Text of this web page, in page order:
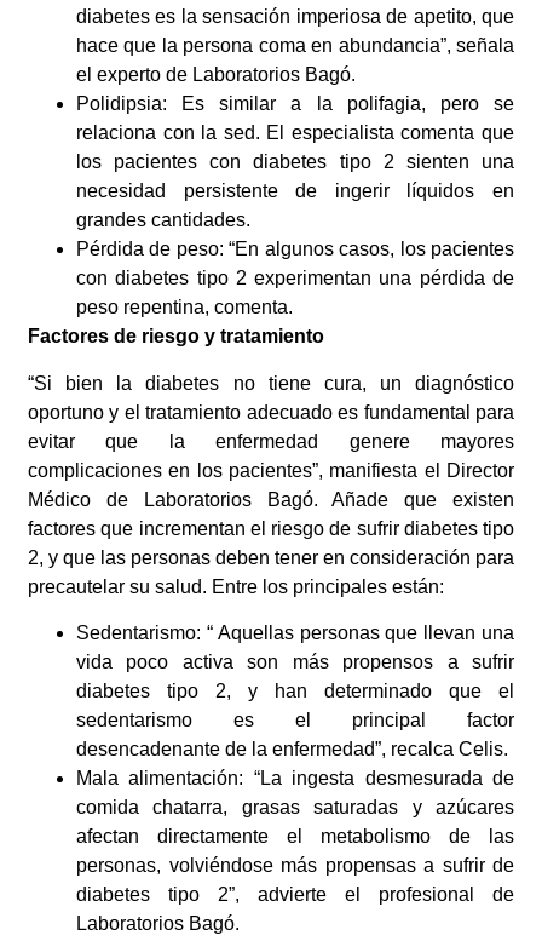
diabetes es la sensación imperiosa de apetito, que
hace que la persona coma en abundancia”, señala
el experto de Laboratorios Bagó.
Polidipsia: Es similar a la polifagia, pero se
relaciona con la sed. El especialista comenta que
los pacientes con diabetes tipo 2 sienten una
necesidad persistente de ingerir líquidos en
grandes cantidades.
Pérdida de peso: “En algunos casos, los pacientes
con diabetes tipo 2 experimentan una pérdida de
peso repentina, comenta.
Factores de riesgo y tratamiento
“Si bien la diabetes no tiene cura, un diagnóstico
oportuno y el tratamiento adecuado es fundamental para
evitar que la enfermedad genere mayores
complicaciones en los pacientes”, manifiesta el Director
Médico de Laboratorios Bagó. Añade que existen
factores que incrementan el riesgo de sufrir diabetes tipo
2, y que las personas deben tener en consideración para
precautelar su salud. Entre los principales están:
Sedentarismo: “ Aquellas personas que llevan una
vida poco activa son más propensos a sufrir
diabetes tipo 2, y han determinado que el
sedentarismo es el principal factor
desencadenante de la enfermedad”, recalca Celis.
Mala alimentación: “La ingesta desmesurada de
comida chatarra, grasas saturadas y azúcares
afectan directamente el metabolismo de las
personas, volviéndose más propensas a sufrir de
diabetes tipo 2”, advierte el profesional de
Laboratorios Bagó.